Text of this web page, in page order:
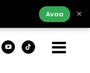
Avaa ×